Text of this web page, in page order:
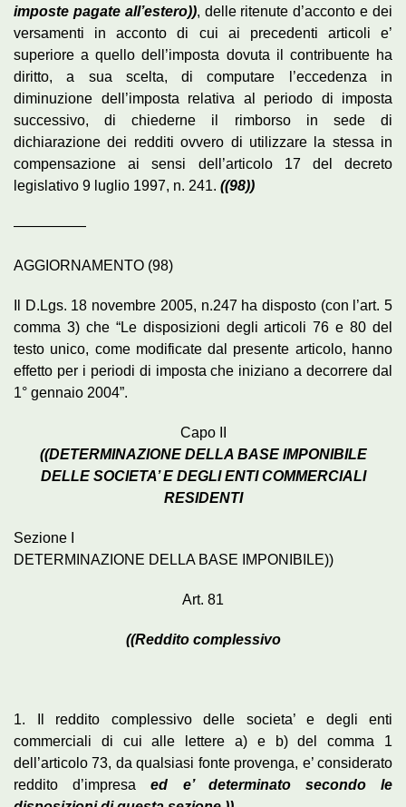
imposte pagate all’estero)), delle ritenute d’acconto e dei
versamenti in acconto di cui ai precedenti articoli e’
superiore a quello dell’imposta dovuta il contribuente ha
diritto, a sua scelta, di computare l’eccedenza in
diminuzione dell’imposta relativa al periodo di imposta
successivo, di chiederne il rimborso in sede di
dichiarazione dei redditi ovvero di utilizzare la stessa in
compensazione ai sensi dell’articolo 17 del decreto
legislativo 9 luglio 1997, n. 241. ((98))
—————
AGGIORNAMENTO (98)
Il D.Lgs. 18 novembre 2005, n.247 ha disposto (con l’art. 5
comma 3) che “Le disposizioni degli articoli 76 e 80 del
testo unico, come modificate dal presente articolo, hanno
effetto per i periodi di imposta che iniziano a decorrere dal
1° gennaio 2004”.
Capo II
((DETERMINAZIONE DELLA BASE IMPONIBILE
DELLE SOCIETA’ E DEGLI ENTI COMMERCIALI
RESIDENTI
Sezione I
DETERMINAZIONE DELLA BASE IMPONIBILE))
Art. 81
((Reddito complessivo
1. Il reddito complessivo delle societa’ e degli enti
commerciali di cui alle lettere a) e b) del comma 1
dell’articolo 73, da qualsiasi fonte provenga, e’ considerato
reddito d’impresaed e’ determinato secondo le